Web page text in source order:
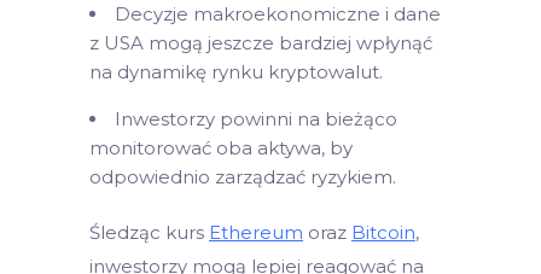
Decyzje makroekonomiczne i dane
z USA mogą jeszcze bardziej wpłynąć
na dynamikę rynku kryptowalut.
Inwestorzy powinni na bieżąco
monitorować oba aktywa, by
odpowiednio zarządzać ryzykiem.
Śledząc kurs Ethereum oraz Bitcoin,
inwestorzy mogą lepiej reagować na